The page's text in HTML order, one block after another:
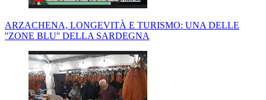
ARZACHENA, LONGEVITÀ E TURISMO: UNA DELLE
''ZONE BLU'' DELLA SARDEGNA